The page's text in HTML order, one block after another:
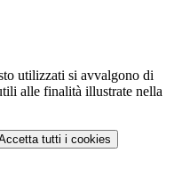
utilizzati si avvalgono di
alle finalità illustrate nella
tutti i cookies